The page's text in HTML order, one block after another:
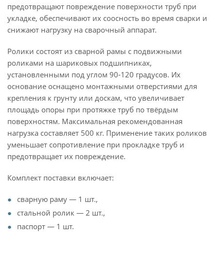
предотвращают повреждение поверхности труб при
укладке, обеспечивают их соосность во время сварки и
снижают нагрузку на сварочный аппарат.
Ролики состоят из сварной рамы с подвижными
роликами на шариковых подшипниках,
установленными под углом 90-120 градусов. Их
основание оснащено монтажными отверстиями для
крепления к грунту или доскам, что увеличивает
площадь опоры при протяжке труб по твёрдым
поверхностям. Максимальная рекомендованная
нагрузка составляет 500 кг. Применение таких роликов
уменьшает сопротивление при прокладке труб и
предотвращает их повреждение.
Комплект поставки включает:
сварную раму — 1 шт.,
стальной ролик — 2 шт.,
паспорт — 1 шт.